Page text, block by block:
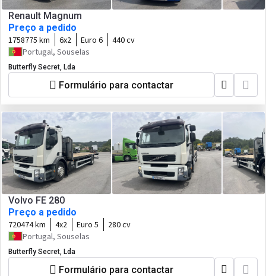
Renault Magnum
Preço a pedido
1758775 km 6x2 Euro 6
440 cv
Portugal, Souselas
Butterfly Secret, Lda
Formulário para contactar
Volvo FE 280
Preço a pedido
720474 km 4x2 Euro 5
280 cv
Portugal, Souselas
Butterfly Secret, Lda
Formulário para contactar